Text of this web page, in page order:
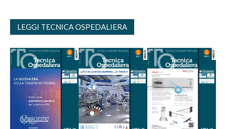
LEGGI TECNICA OSPEDALIERA